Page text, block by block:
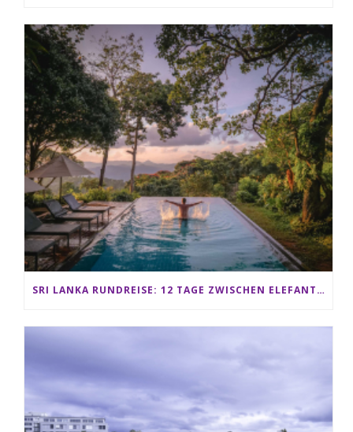
SRI LANKA RUNDREISE: 12 TAGE ZWISCHEN ELEFANTEN, TEEPLANTAGEN & STRAND ALS FAMILIE